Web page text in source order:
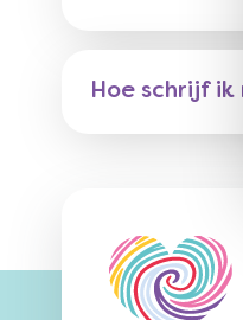
Hoe schrijf ik